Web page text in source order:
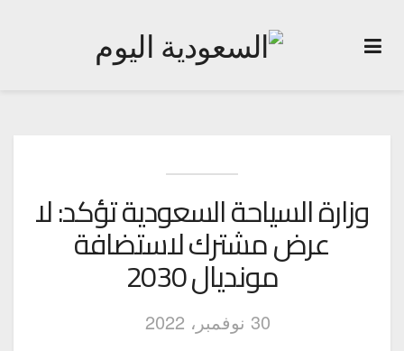
وزارة السياحة السعودية تؤكد: لا
عرض مشترك لاستضافة
مونديال 2030
30 نوفمبر، 2022